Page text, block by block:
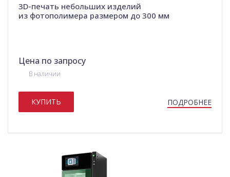
3D-печать небольших изделий
из фотополимера размером до 300 мм
Цена по запросу
В наличии
КУПИТЬ ПОДРОБНЕЕ